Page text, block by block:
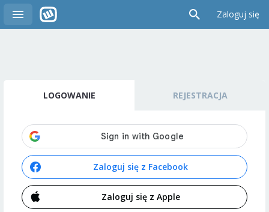
Zaloguj się
LOGOWANIE REJESTRACJA
Zaloguj się z Facebook
Zaloguj się z Apple